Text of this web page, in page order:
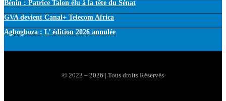
Bénin : Patrice Talon élu à la tête du Sénat
GVA devient Canal+ Telecom Africa
Agbogboza : L’ édition 2026 annulée
© 2022 – 2026 | Tous droits Réservés